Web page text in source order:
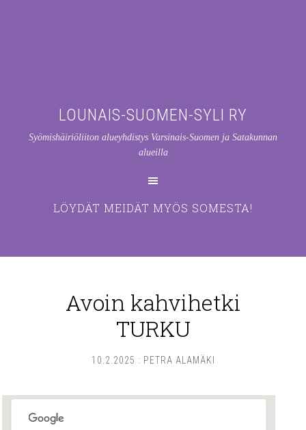
LOUNAIS-SUOMEN-SYLI RY
Syömishäiriöliiton alueyhdistys Varsinais-Suomen ja Satakunnan
alueilla
LÖYDÄT MEIDÄT MYÖS SOMESTA!
Avoin kahvihetki
TURKU
10.2.2025 : PETRA ALAMÄKI